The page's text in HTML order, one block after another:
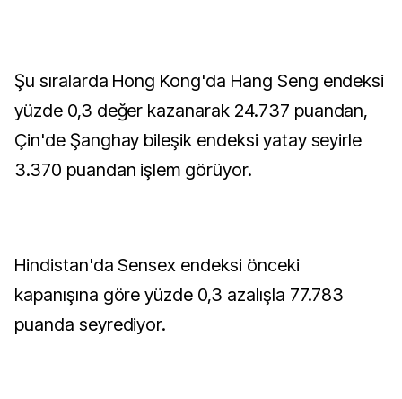
Şu sıralarda Hong Kong'da Hang Seng endeksi
yüzde 0,3 değer kazanarak 24.737 puandan,
Çin'de Şanghay bileşik endeksi yatay seyirle
3.370 puandan işlem görüyor.
Hindistan'da Sensex endeksi önceki
kapanışına göre yüzde 0,3 azalışla 77.783
puanda seyrediyor.